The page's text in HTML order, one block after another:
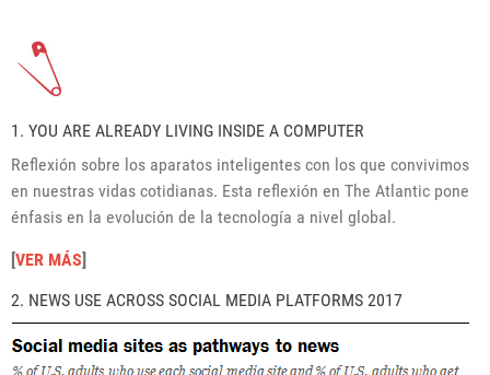
1. YOU ARE ALREADY LIVING INSIDE A COMPUTER
Reflexión sobre los aparatos inteligentes con los que convivimos
en nuestras vidas cotidianas. Esta reflexión en The Atlantic pone
énfasis en la evolución de la tecnología a nivel global.
[VER MÁS]
2. NEWS USE ACROSS SOCIAL MEDIA PLATFORMS 2017